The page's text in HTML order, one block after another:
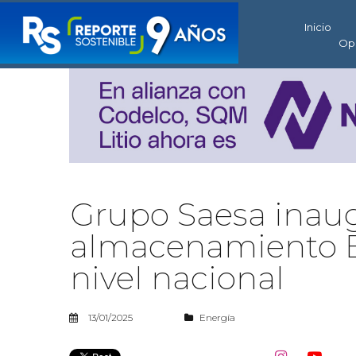
Inicio
Grupo Saesa
almacenamiento
nivel nacional
13/01/2025 Energía